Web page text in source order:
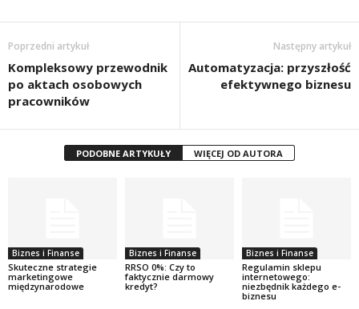
Poprzedni artykuł
Kompleksowy przewodnik
po aktach osobowych
pracowników
Następny artykuł
Automatyzacja: przyszłość
efektywnego biznesu
PODOBNE ARTYKUŁY WIĘCEJ OD AUTORA
Biznes i Finanse
Skuteczne strategie
marketingowe
międzynarodowe
Biznes i Finanse
RRSO 0%: Czy to
faktycznie darmowy
kredyt?
Biznes i Finanse
Regulamin sklepu
internetowego:
niezbędnik każdego e-
biznesu